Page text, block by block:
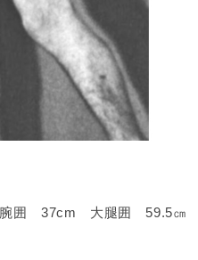
囲 37cm 大腿囲 59.5㎝